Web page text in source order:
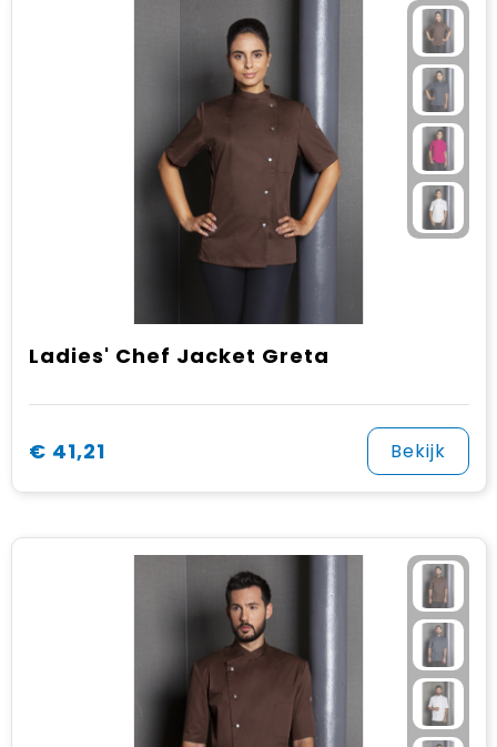
Ladies' Chef Jacket Greta
€ 41,21 Bekijk